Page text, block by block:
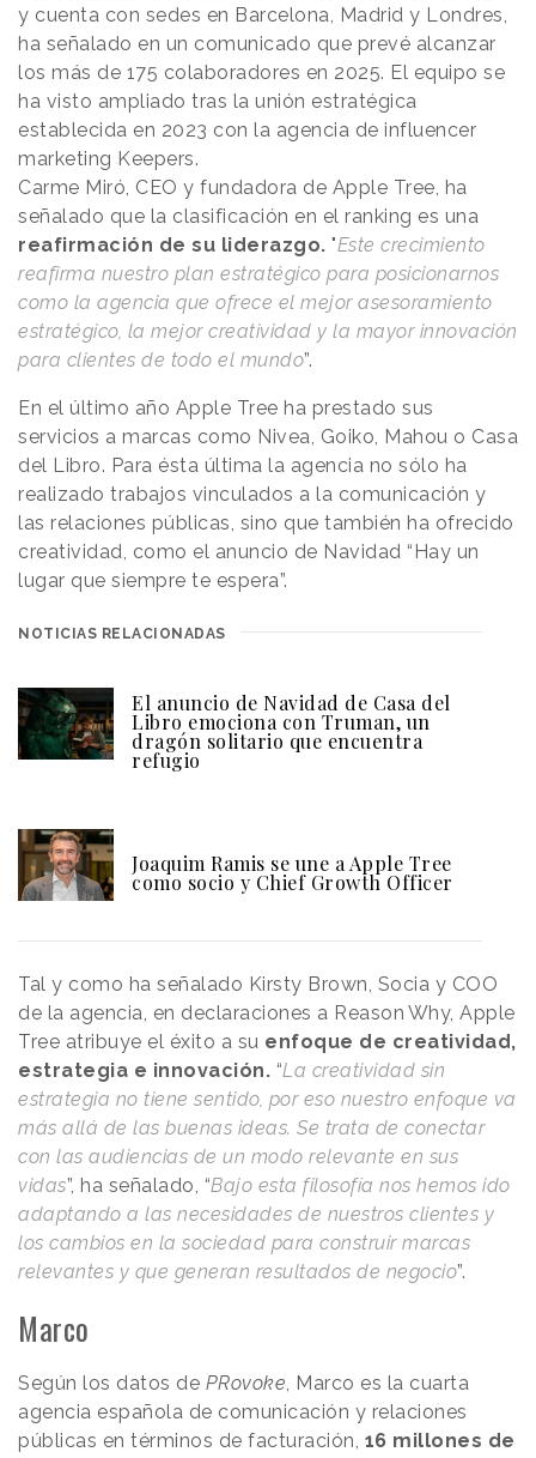
y cuenta con sedes en Barcelona, Madrid y Londres,
ha señalado en un comunicado que prevé alcanzar
los más de 175 colaboradores en 2025. El equipo se
ha visto ampliado tras la unión estratégica
establecida en 2023 con la agencia de influencer
marketing Keepers.
Carme Miró, CEO y fundadora de Apple Tree, ha
señalado que la clasificación en el ranking es una
reafirmación de su liderazgo. "Este crecimiento
reafirma nuestro plan estratégico para posicionarnos
como la agencia que ofrece el mejor asesoramiento
estratégico, la mejor creatividad y la mayor innovación
para clientes de todo el mundo”.
En el último año Apple Tree ha prestado sus
servicios a marcas como Nivea, Goiko, Mahou o Casa
del Libro. Para ésta última la agencia no sólo ha
realizado trabajos vinculados a la comunicación y
las relaciones públicas, sino que también ha ofrecido
creatividad, como el anuncio de Navidad “Hay un
lugar que siempre te espera”.
NOTICIAS RELACIONADAS
El anuncio de Navidad de Casa del
Libro emociona con Truman, un
dragón solitario que encuentra
refugio
Joaquim Ramis se une a Apple Tree
como socio y Chief Growth Officer
Tal y como ha señalado Kirsty Brown, Socia y COO
de la agencia, en declaraciones a Reason Why, Apple
Tree atribuye el éxito a su enfoque de creatividad,
estrategia e innovación. “La creatividad sin
estrategia no tiene sentido, por eso nuestro enfoque va
más allá de las buenas ideas. Se trata de conectar
con las audiencias de un modo relevante en sus
vidas”, ha señalado, “Bajo esta filosofía nos hemos ido
adaptando a las necesidades de nuestros clientes y
los cambios en la sociedad para construir marcas
relevantes y que generan resultados de negocio”.
Marco
Según los datos de PRovoke, Marco es la cuarta
agencia española de comunicación y relaciones
públicas en términos de facturación, 16 millones de